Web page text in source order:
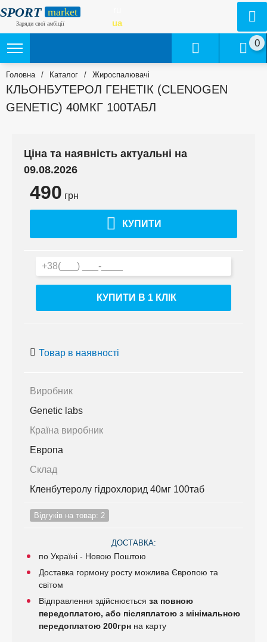
SPORT market
Заряди свої амбіції
ua
0
Головна / Каталог / Жироспалювачі
КЛЬОНБУТЕРОЛ ГЕНЕТІК (CLENOGEN
GENETIC) 40МКГ 100ТАБЛ
Ціна та наявність актуальні на
09.08.2026
490 грн
КУПИТИ
КУПИТИ В 1 КЛIК
Товар в наявності
Виробник
Genetic labs
Країна виробник
Европа
Склад
Кленбутеролу гідрохлорид 40мг 100таб
Відгуків на товар: 2
ДОСТАВКА:
по Україні - Новою Поштою
Доставка гормону росту можлива Європою та
світом
Відправлення здійснюється за повною
передоплатою, або післяплатою з мінімальною
передоплатою 200грн на карту